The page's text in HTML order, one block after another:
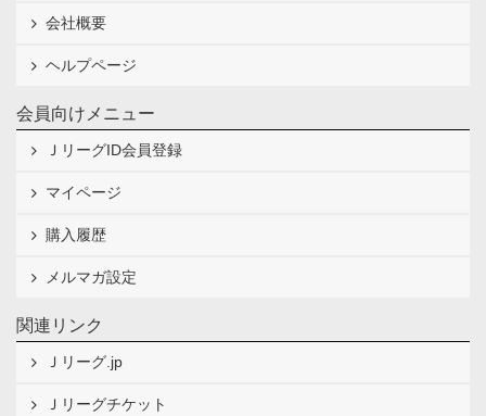
会社概要
ヘルプページ
会員向けメニュー
ＪリーグID会員登録
マイページ
購入履歴
メルマガ設定
関連リンク
Ｊリーグ.jp
Ｊリーグチケット